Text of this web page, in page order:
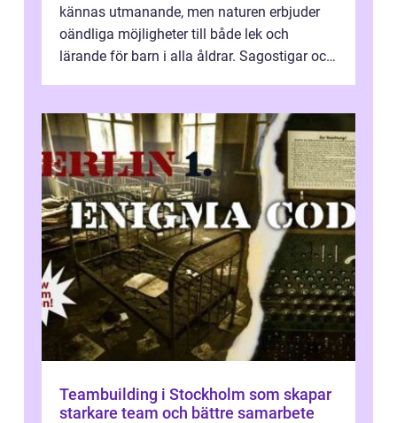
kännas utmanande, men naturen erbjuder
oändliga möjligheter till både lek och
lärande för barn i alla åldrar. Sagostigar och
Teambuilding i Stockholm som skapar
starkare team och bättre samarbete